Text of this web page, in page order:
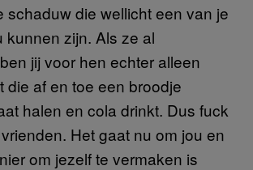
schaduw die wellicht een van je
kunnen zijn. Als ze al
jij voor hen echter alleen
die af en toe een broodje
halen en cola drinkt. Dus fuck
Het gaat nu om jou en
om jezelf te vermaken is